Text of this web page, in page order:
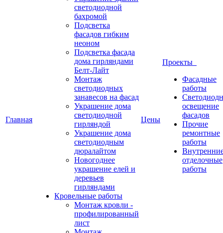
Главная
светодиодной
бахромой
Подсветка
фасадов гибким
неоном
Подсветка фасада
дома гирляндами
Белт-Лайт
Монтаж
светодиодных
занавесов на фасад
Украшение дома
светодиодной
гирляндой
Украшение дома
светодиодным
дюралайтом
Новогоднее
украшение елей и
деревьев
гирляндами
Кровельные работы
Монтаж кровли -
профилированный
лист
Цены
Проекты
Фасадные
работы
освещение
фасадов
Прочие
ремонтные
работы
отделочные
работы